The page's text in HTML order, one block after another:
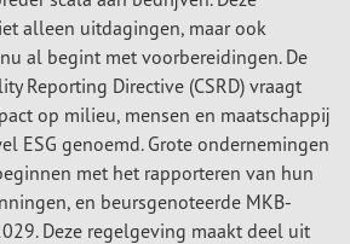
alleen uitdagingen, maar ook
al begint met voorbereidingen. De
Reporting Directive (CSRD) vraagt
op milieu, mensen en maatschappij
ESG genoemd. Grote ondernemingen
met het rapporteren van hun
en beursgenoteerde MKB-
Deze regelgeving maakt deel uit